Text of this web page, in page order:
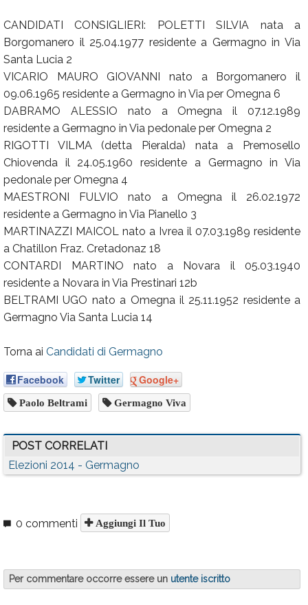
CANDIDATI CONSIGLIERI: POLETTI SILVIA nata a
Borgomanero il 25.04.1977 residente a Germagno in Via
Santa Lucia 2
VICARIO MAURO GIOVANNI nato a Borgomanero il
09.06.1965 residente a Germagno in Via per Omegna 6
DABRAMO ALESSIO nato a Omegna il 07.12.1989
residente a Germagno in Via pedonale per Omegna 2
RIGOTTI VILMA (detta Pieralda) nata a Premosello
Chiovenda il 24.05.1960 residente a Germagno in Via
pedonale per Omegna 4
MAESTRONI FULVIO nato a Omegna il 26.02.1972
residente a Germagno in Via Pianello 3
MARTINAZZI MAICOL nato a Ivrea il 07.03.1989 residente
a Chatillon Fraz. Cretadonaz 18
CONTARDI MARTINO nato a Novara il 05.03.1940
residente a Novara in Via Prestinari 12b
BELTRAMI UGO nato a Omegna il 25.11.1952 residente a
Germagno Via Santa Lucia 14
Torna ai Candidati di Germagno
Facebook Twitter Google+
Paolo Beltrami Germagno Viva
POST CORRELATI
Elezioni 2014 - Germagno
0 commenti Aggiungi Il Tuo
Per commentare occorre essere un utente iscritto